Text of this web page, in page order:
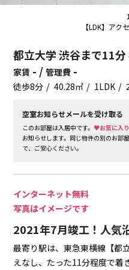
【LDK】アク
都立大学 渋谷まで11
家賃 - /管理費 -
徒歩8分 40.28㎡ 1LDK
空室お知らせメールを受け取る
このお部屋は入居中です。♥お気に入り
お知らせします。同じ物件の別のお部
で、ご安心ください。
インターネット無料
写真はイメージです
2021年7月竣工！人気
最寄り駅は、東急東横線【都
えなし、たった11分程度で着